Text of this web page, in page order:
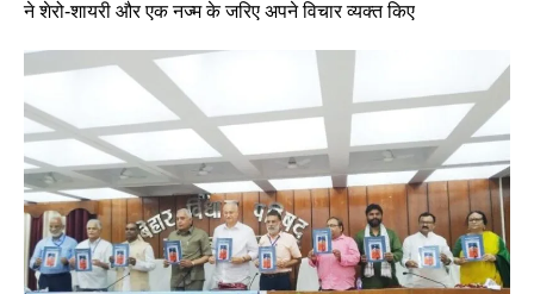
ने शेरो-शायरी और एक नज्म के जरिए अपने विचार व्यक्त किए